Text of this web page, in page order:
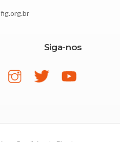
Siga-nos